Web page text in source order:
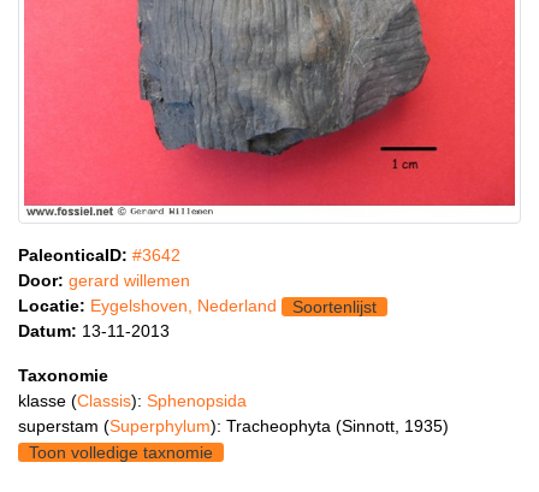
PaleonticaID: #3642
Door: gerard willemen
Locatie: Eygelshoven, Nederland
Soortenlijst
Datum: 13-11-2013
Taxonomie
klasse (Classis): Sphenopsida
superstam (Superphylum): Tracheophyta (Sinnott, 1935)
Toon volledige taxnomie